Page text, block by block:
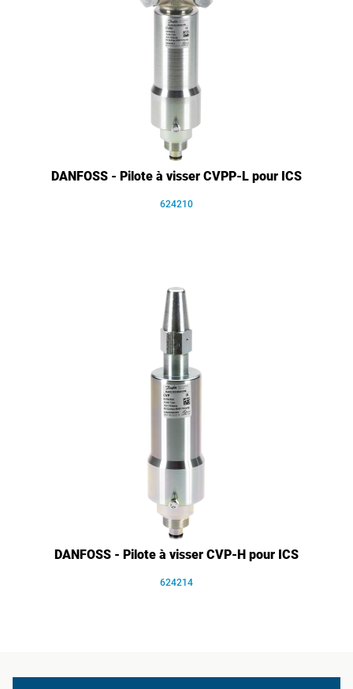
DANFOSS - Pilote à visser CVPP-L pour ICS
624210
DANFOSS - Pilote à visser CVP-H pour ICS
624214